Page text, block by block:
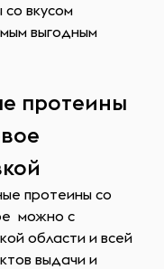
вкусом
выгодным
протеины
протеины со
можно с
области и всей
выдачи и